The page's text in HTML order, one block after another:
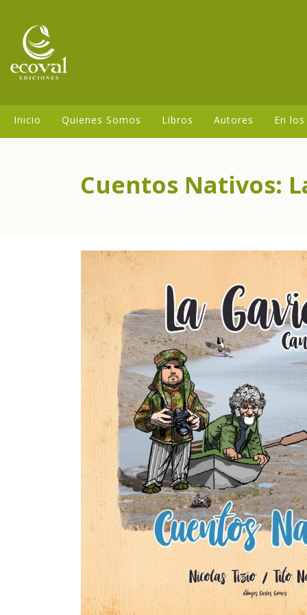
Inicio Quienes Somos Libros Autores En
Cuentos Nativos: